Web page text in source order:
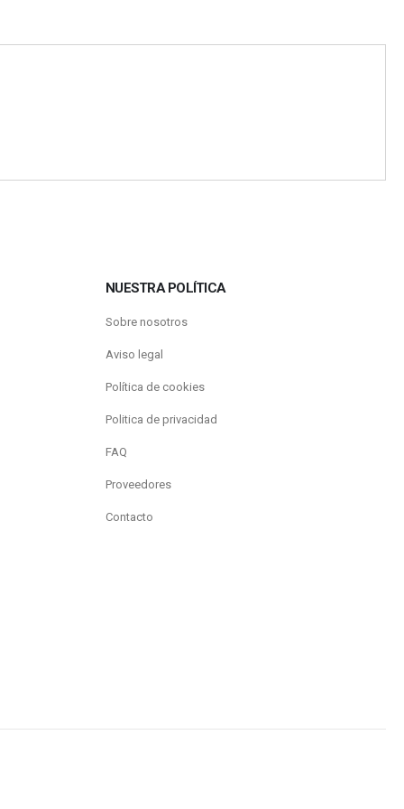
NUESTRA POLÍTICA
Sobre nosotros
Aviso legal
Política de cookies
Politica de privacidad
FAQ
Proveedores
Contacto